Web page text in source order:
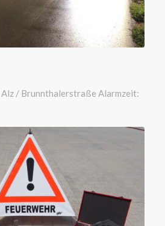
/ Brunnthalerstraße Alarmzeit: